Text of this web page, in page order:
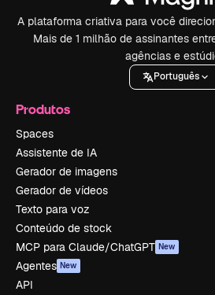
A plataforma criativa para você
Mais de 1 milhão de assinantes
agências e
Português
Produtos
Spaces
Assistente de IA
Gerador de imagens
Gerador de vídeos
Texto para voz
Conteúdo de stock
MCP para Claude/ChatGPT New
Agentes New
API